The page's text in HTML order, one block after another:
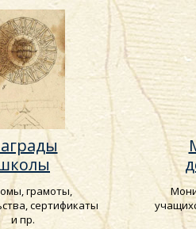
грамоты,
сертификаты
и пр.